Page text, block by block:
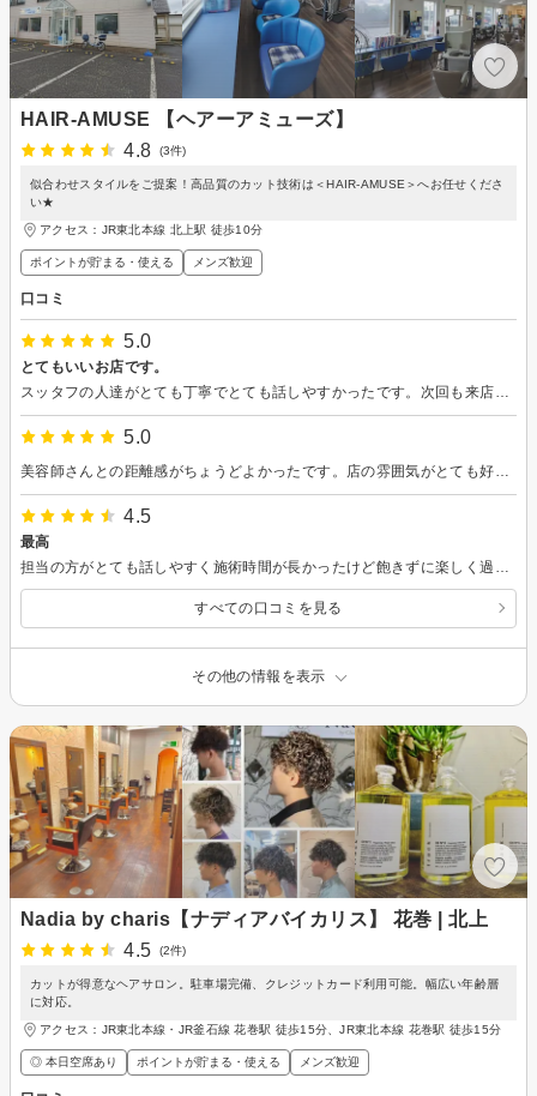
HAIR-AMUSE 【ヘアーアミューズ】
4.8
(3件)
似合わせスタイルをご提案！高品質のカット技術は＜HAIR-AMUSE＞へお任せくださ
い★
アクセス：JR東北本線 北上駅 徒歩10分
ポイントが貯まる・使える メンズ歓迎
口コミ
5.0
とてもいいお店です。
5.0
4.5
最高
すべての口コミを見る
その他の情報を表示
Nadia by charis【ナディアバイカリス】 花巻 | 北上
4.5
(2件)
カットが得意なヘアサロン。駐車場完備、クレジットカード利用可能。幅広い年齢層
に対応。
アクセス：JR東北本線・JR釜石線 花巻駅 徒歩15分、JR東北本線 花巻駅 徒歩15分
◎ 本日空席あり ポイントが貯まる・使える メンズ歓迎